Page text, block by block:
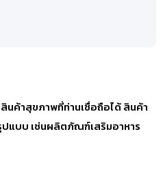
ค้าสุขภาพที่ท่านเชื่อถือได้ สินค้า
แบบ เช่นผลิตภัณฑ์เสริมอาหาร